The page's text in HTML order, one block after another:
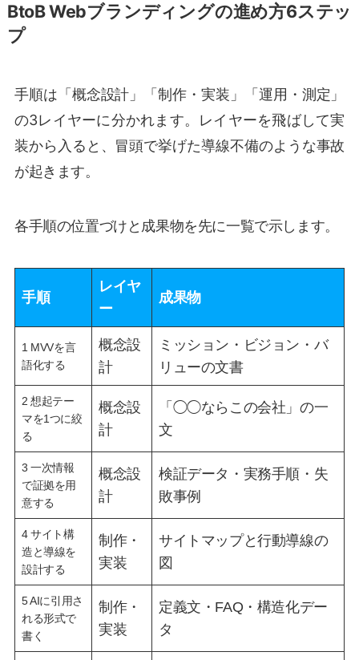
BtoB Webブランディングの進め方6ステッ
プ
手順は「概念設計」「制作・実装」「運用・測定」
の3レイヤーに分かれます。レイヤーを飛ばして実
装から入ると、冒頭で挙げた導線不備のような事故
が起きます。
各手順の位置づけと成果物を先に一覧で示します。
手順
レイヤ
ー
成果物
1 MVVを言
語化する
概念設
計
ミッション・ビジョン・バ
リューの文書
2 想起テー
マを1つに絞
る
概念設
計
「◯◯ならこの会社」の一
文
3 一次情報
で証拠を用
意する
概念設
計
検証データ・実務手順・失
敗事例
4 サイト構
造と導線を
設計する
制作・
実装
サイトマップと行動導線の
図
5 AIに引用さ
れる形式で
書く
制作・
実装
定義文・FAQ・構造化デー
タ